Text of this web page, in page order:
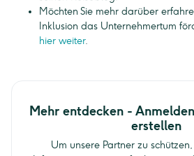
Möchten Sie mehr darüber
Inklusion das Unternehmertum
hier weiter.
Mehr entdecken -
erstellen
Um unsere Partner zu